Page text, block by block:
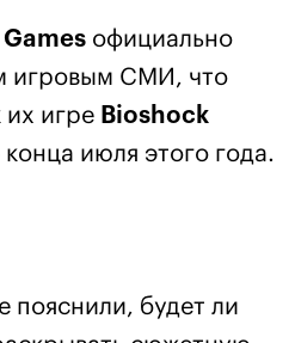
официально
игровым СМИ, что
их игре Bioshock
конца июля этого года.
пояснили, будет ли